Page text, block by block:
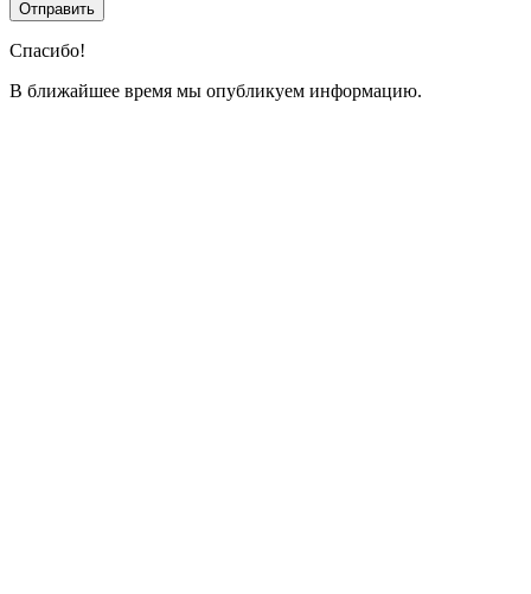
Спасибо!
В ближайшее время мы опубликуем информацию.